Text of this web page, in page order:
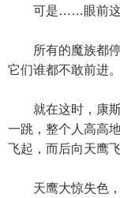
可是……眼前这个
所有的魔族都停
它们谁都不敢前进。
就在这时，康斯
一跳，整个人高高
飞起，而后向天鹰飞
天鹰大惊失色，